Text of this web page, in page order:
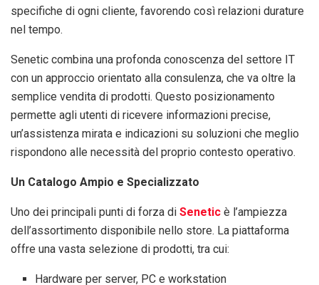
specifiche di ogni cliente, favorendo così relazioni durature
nel tempo.
Senetic combina una profonda conoscenza del settore IT
con un approccio orientato alla consulenza, che va oltre la
semplice vendita di prodotti. Questo posizionamento
permette agli utenti di ricevere informazioni precise,
un’assistenza mirata e indicazioni su soluzioni che meglio
rispondono alle necessità del proprio contesto operativo.
Un Catalogo Ampio e Specializzato
Uno dei principali punti di forza di Senetic è l’ampiezza
dell’assortimento disponibile nello store. La piattaforma
offre una vasta selezione di prodotti, tra cui:
Hardware per server, PC e workstation